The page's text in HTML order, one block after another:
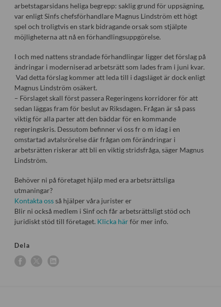
arbetstagarsidans heliga begrepp: saklig grund för uppsägning,
var enligt Sinfs chefsförhandlare Magnus Lindström ett högt
spel och troligtvis en stark bidragande orsak som stjälpte
möjligheterna att nå en förhandlingsuppgörelse.
I och med nattens strandade förhandlingar ligger det förslag på
ändringar i moderniserad arbetsrätt som lades fram i juni kvar.
Vad detta förslag kommer att leda till i dagsläget är dock enligt
Magnus Lindström osäkert.
– Förslaget skall först passera Regeringens korridorer för att
sedan läggas fram för beslut av Riksdagen. Frågan är så pass
viktig för alla parter att den bäddar för en kommande
regeringskris. Dessutom befinner vi oss fr o m idag i en
omstartad avtalsrörelse där frågan om förändringar i
arbetsrätten riskerar att bli en viktig stridsfråga, säger Magnus
Lindström.
Behöver ni på företaget hjälp med era arbetsrättsliga
utmaningar?
Kontakta ossså hjälper våra jurister er
Blir ni också medlem i Sinf och får arbetsrättsligt stöd och
juridiskt stöd till företaget. Klicka härför mer info.
Dela